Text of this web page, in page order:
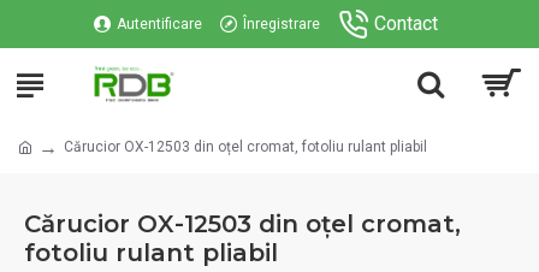
Autentificare Înregistrare Contact
Cărucior OX-12503 din oțel cromat, fotoliu rulant pliabil
Cărucior OX-12503 din oțel cromat,
fotoliu rulant pliabil